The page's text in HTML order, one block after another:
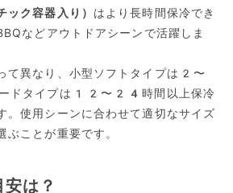
ック容器入り） はより長時間保冷でき
などアウトドアシーンで活躍しま
て異なり、小型ソフトタイプは2〜
ードタイプは12〜24時間以上保冷
。使用シーンに合わせて適切なサイズ
ぶことが重要です。
は？